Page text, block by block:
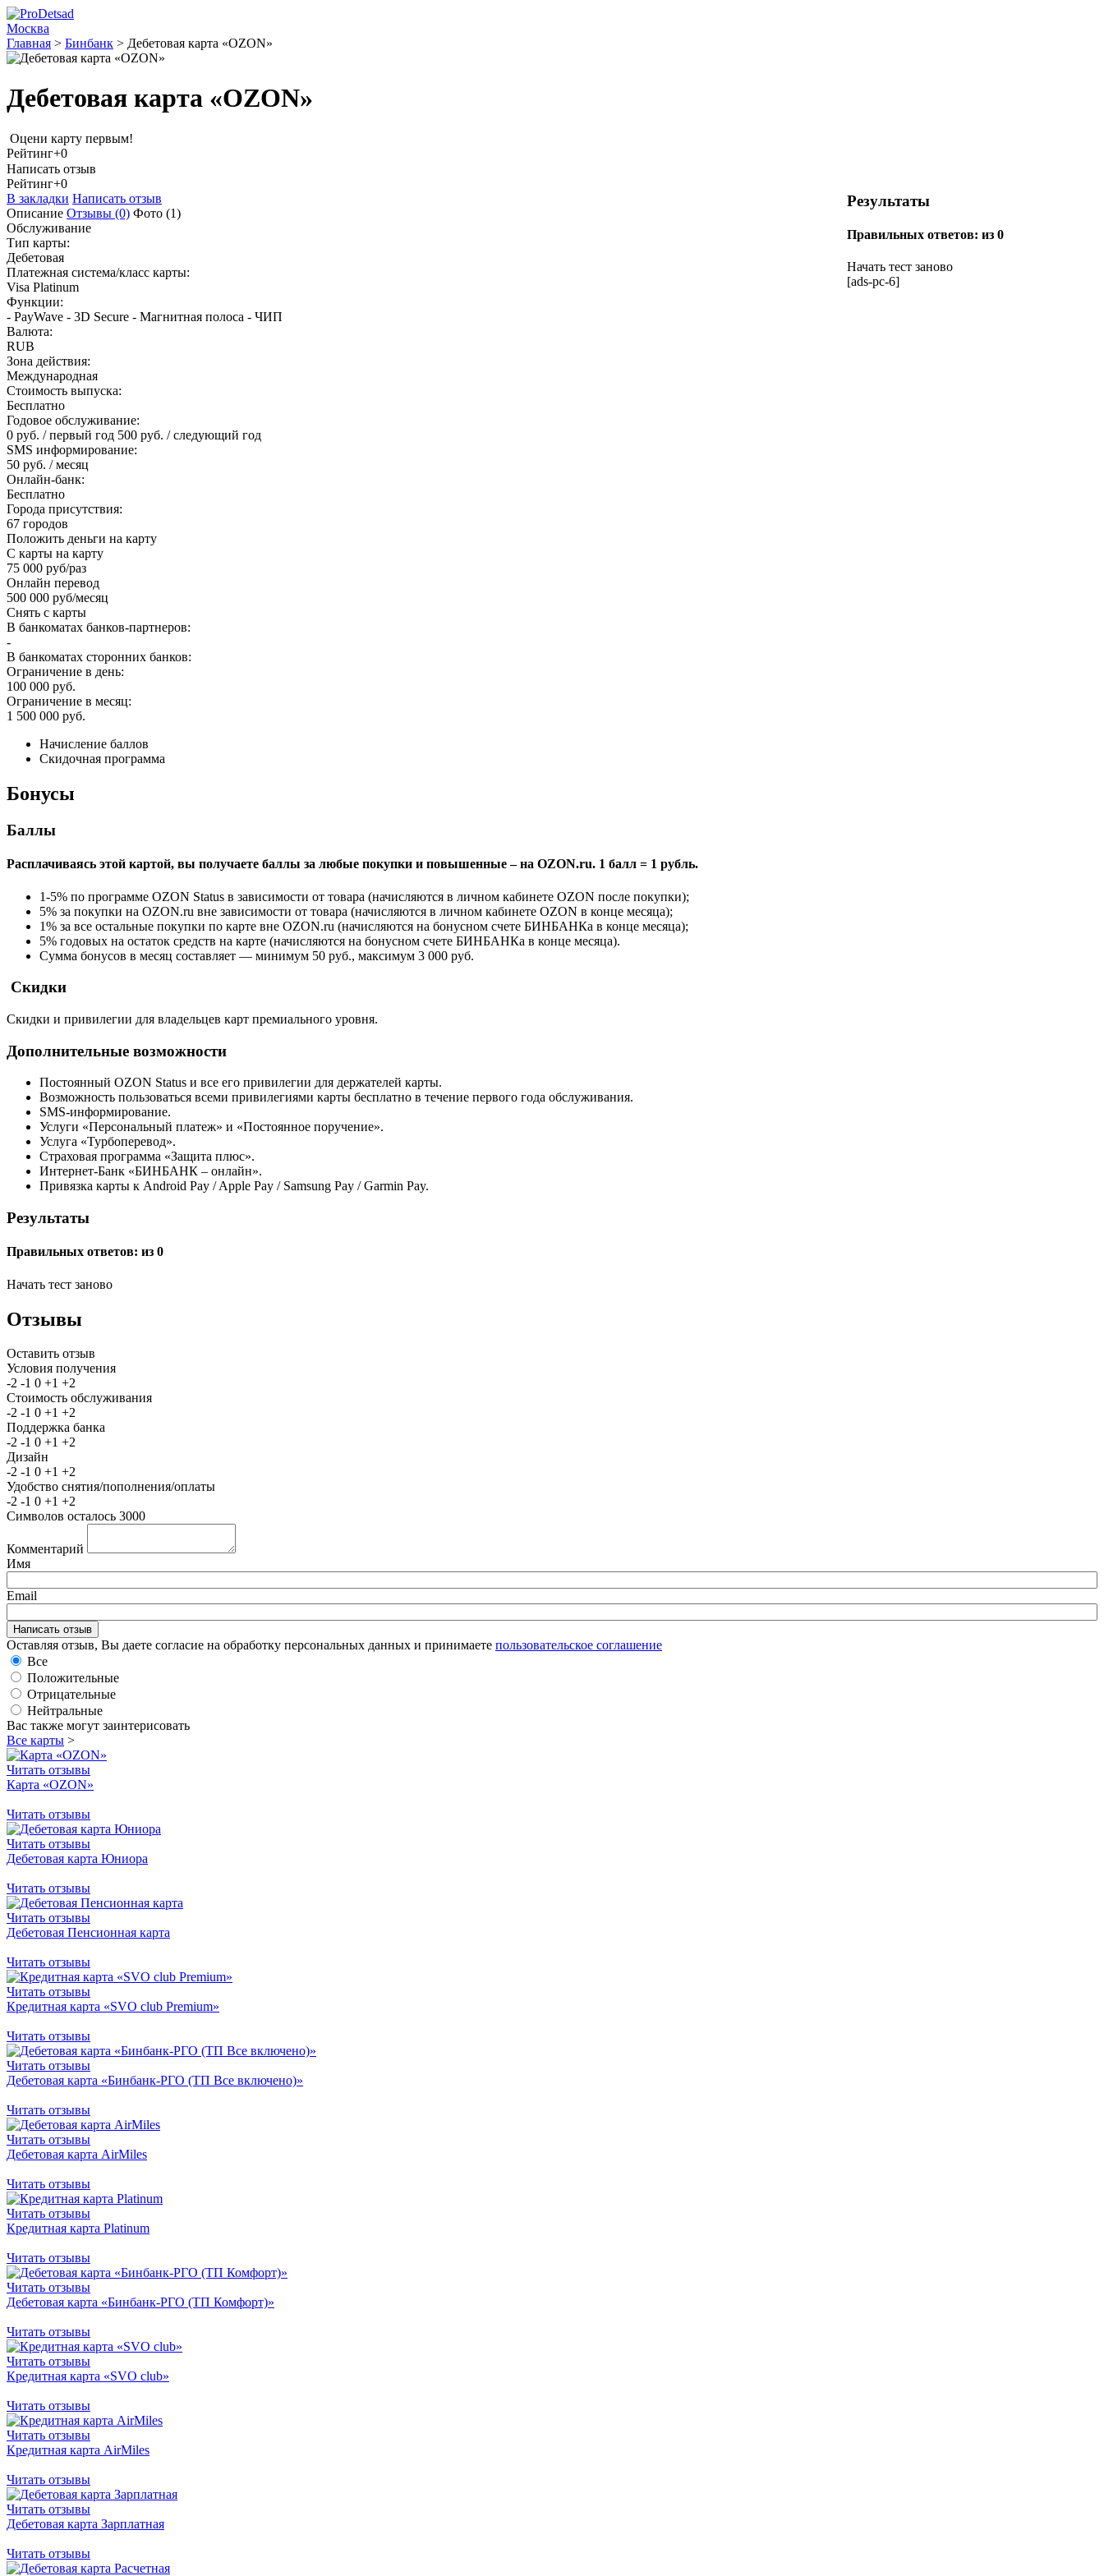
Москва
Главная > Бинбанк > Дебетовая карта «OZON»
Дебетовая карта «OZON»
Оцени карту первым!
Рейтинг+0
Написать отзыв
Результаты
Правильных ответов: из 0
Начать тест заново
[ads-pc-6]
Рейтинг+0
В закладки Написать отзыв
Описание Отзывы (0) Фото (1)
Обслуживание
Тип карты:
Дебетовая
Платежная система/класс карты:
Visa Platinum
Функции:
- PayWave - 3D Secure - Магнитная полоса - ЧИП
Валюта:
RUB
Зона действия:
Международная
Стоимость выпуска:
Бесплатно
Годовое обслуживание:
0 руб. / первый год 500 руб. / следующий год
SMS информирование:
50 руб. / месяц
Онлайн-банк:
Бесплатно
Города присутствия:
67 городов
Положить деньги на карту
С карты на карту
75 000 руб/раз
Онлайн перевод
500 000 руб/месяц
Снять с карты
В банкоматах банков-партнеров:
-
В банкоматах сторонних банков:
Ограничение в день:
100 000 руб.
Ограничение в месяц:
1 500 000 руб.
Начисление баллов
Скидочная программа
Бонусы
Баллы
Расплачиваясь этой картой, вы получаете баллы за любые покупки и повышенные – на OZON.ru. 1 балл = 1 рубль.
1-5% по программе OZON Status в зависимости от товара (начисляются в личном кабинете OZON после покупки);
5% за покупки на OZON.ru вне зависимости от товара (начисляются в личном кабинете OZON в конце месяца);
1% за все остальные покупки по карте вне OZON.ru (начисляются на бонусном счете БИНБАНКа в конце месяца);
5% годовых на остаток средств на карте (начисляются на бонусном счете БИНБАНКа в конце месяца).
Сумма бонусов в месяц составляет — минимум 50 руб., максимум 3 000 руб.
Скидки
Скидки и привилегии для владельцев карт премиального уровня.
Дополнительные возможности
Постоянный OZON Status и все его привилегии для держателей карты.
Возможность пользоваться всеми привилегиями карты бесплатно в течение первого года обслуживания.
SMS-информирование.
Услуги «Персональный платеж» и «Постоянное поручение».
Услуга «Турбоперевод».
Страховая программа «Защита плюс».
Интернет-Банк «БИНБАНК – онлайн».
Привязка карты к Android Pay / Apple Pay / Samsung Pay / Garmin Pay.
Результаты
Правильных ответов: из 0
Начать тест заново
Отзывы
Оставить отзыв
Условия получения
-2 -1 0 +1 +2
Стоимость обслуживания
-2 -1 0 +1 +2
Поддержка банка
-2 -1 0 +1 +2
Дизайн
-2 -1 0 +1 +2
Удобство снятия/пополнения/оплаты
-2 -1 0 +1 +2
Символов осталось 3000
Комментарий
Имя
Email
Оставляя отзыв, Вы даете согласие на обработку персональных данных и принимаете пользовательское соглашение
Все
Положительные
Отрицательные
Нейтральные
Вас также могут заинтерисовать
Все карты >
Читать отзывы
Карта «OZON»
Читать отзывы
Читать отзывы
Дебетовая карта Юниора
Читать отзывы
Читать отзывы
Дебетовая Пенсионная карта
Читать отзывы
Читать отзывы
Кредитная карта «SVO club Premium»
Читать отзывы
Читать отзывы
Дебетовая карта «Бинбанк-РГО (ТП Все включено)»
Читать отзывы
Читать отзывы
Дебетовая карта AirMiles
Читать отзывы
Читать отзывы
Кредитная карта Platinum
Читать отзывы
Читать отзывы
Дебетовая карта «Бинбанк-РГО (ТП Комфорт)»
Читать отзывы
Читать отзывы
Кредитная карта «SVO club»
Читать отзывы
Читать отзывы
Кредитная карта AirMiles
Читать отзывы
Читать отзывы
Дебетовая карта Зарплатная
Читать отзывы